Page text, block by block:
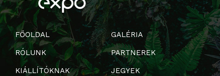
FŐOLDAL
RÓLUNK
KIÁLLÍTÓKNAK
GALÉRIA
PARTNEREK
JEGYEK